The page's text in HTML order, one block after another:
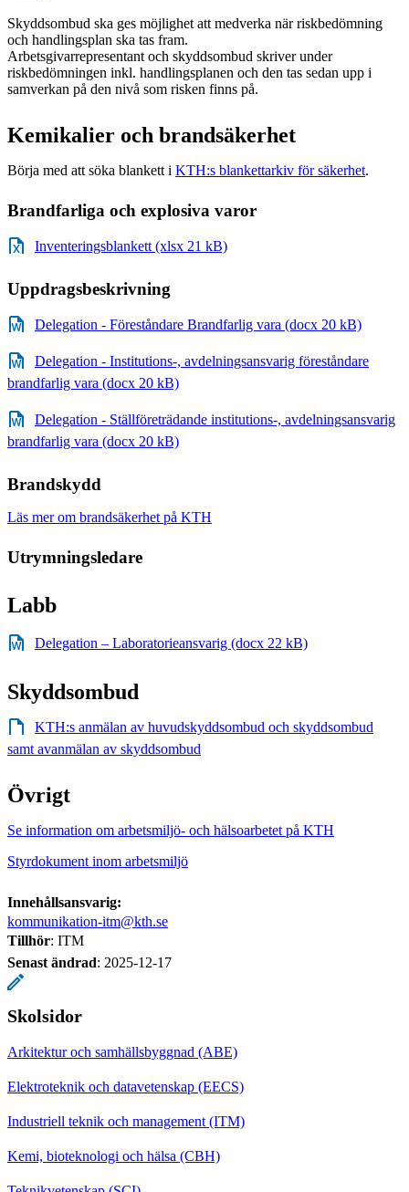
Skyddsombud ska ges möjlighet att medverka när riskbedömning
och handlingsplan ska tas fram.
Arbetsgivarrepresentant och skyddsombud skriver under
riskbedömningen inkl. handlingsplanen och den tas sedan upp i
samverkan på den nivå som risken finns på.
Kemikalier och brandsäkerhet
Börja med att söka blankett i KTH:s blankettarkiv för säkerhet.
Brandfarliga och explosiva varor
Inventeringsblankett (xlsx 21 kB)
Uppdragsbeskrivning
Delegation - Föreståndare Brandfarlig vara (docx 20 kB)
Delegation - Institutions-, avdelningsansvarig föreståndare
brandfarlig vara (docx 20 kB)
Delegation - Ställföreträdande institutions-, avdelningsansvarig
brandfarlig vara (docx 20 kB)
Brandskydd
Läs mer om brandsäkerhet på KTH
Utrymningsledare
Labb
Delegation – Laboratorieansvarig (docx 22 kB)
Skyddsombud
KTH:s anmälan av huvudskyddsombud och skyddsombud
samt avanmälan av skyddsombud
Övrigt
Se information om arbetsmiljö- och hälsoarbetet på KTH
Styrdokument inom arbetsmiljö
Innehållsansvarig:
kommunikation-itm@kth.se
Tillhör: ITM
Senast ändrad: 2025-12-17
Skolsidor
Arkitektur och samhällsbyggnad (ABE)
Elektroteknik och datavetenskap (EECS)
Industriell teknik och management (ITM)
Kemi, bioteknologi och hälsa (CBH)